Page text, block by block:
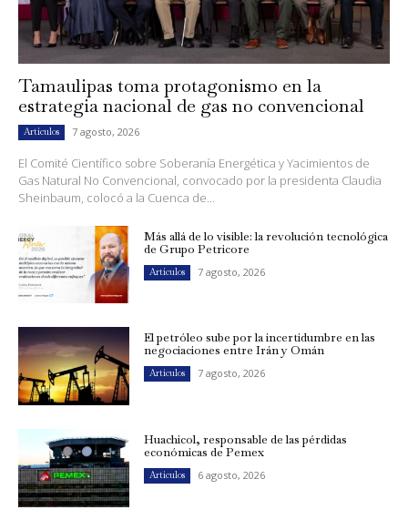
Tamaulipas toma protagonismo en la
estrategia nacional de gas no convencional
Artículos 7 agosto, 2026
El Comité Científico sobre Soberanía Energética y Yacimientos de
Gas Natural No Convencional, convocado por la presidenta Claudia
Sheinbaum, colocó a la Cuenca de...
Más allá de lo visible: la revolución tecnológica
de Grupo Petricore
Artículos 7 agosto, 2026
El petróleo sube por la incertidumbre en las
negociaciones entre Irán y Omán
Artículos 7 agosto, 2026
Huachicol, responsable de las pérdidas
económicas de Pemex
Artículos 6 agosto, 2026